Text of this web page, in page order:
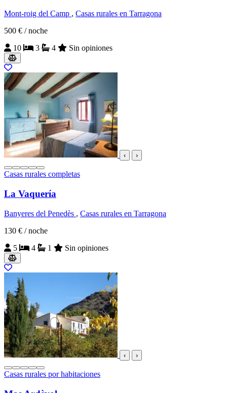
Mont-roig del Camp , Casas rurales en Tarragona
500 € / noche
10
3 4 Sin opiniones
‹ ›
Casas rurales completas
La Vaquería
Banyeres del Penedès , Casas rurales en Tarragona
130 € / noche
5
4 1 Sin opiniones
‹ ›
Casas rurales por habitaciones